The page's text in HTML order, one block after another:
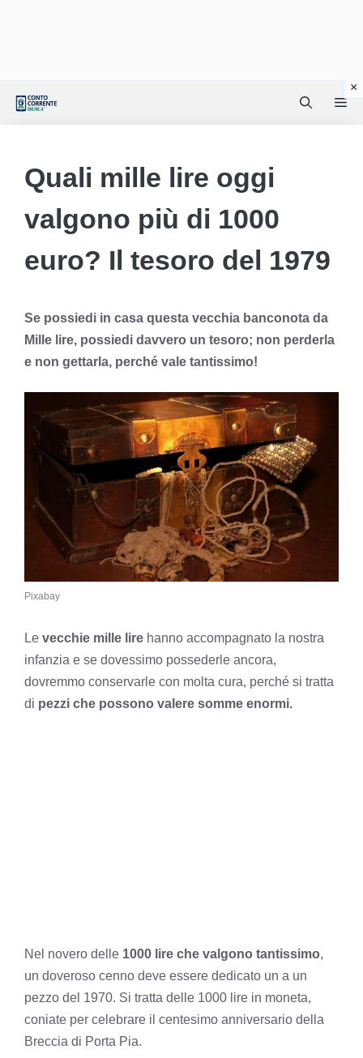
Quali mille lire oggi
valgono più di 1000
euro? Il tesoro del 1979
Se possiedi in casa questa vecchia banconota da
Mille lire, possiedi davvero un tesoro; non perderla
e non gettarla, perché vale tantissimo!
Pixabay
Le vecchie mille lire hanno accompagnato la nostra
infanzia e se dovessimo possederle ancora,
dovremmo conservarle con molta cura, perché si tratta
di pezzi che possono valere somme enormi.
Nel novero delle 1000 lire che valgono tantissimo,
un doveroso cenno deve essere dedicato un a un
pezzo del 1970. Si tratta delle 1000 lire in moneta,
coniate per celebrare il centesimo anniversario della
Breccia di Porta Pia.